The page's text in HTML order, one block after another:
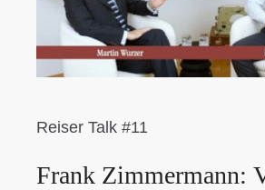
Reiser Talk #11
Frank Zimmermann: